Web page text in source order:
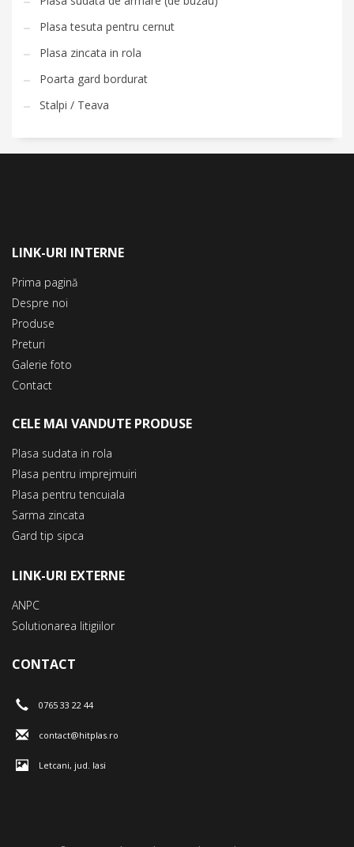
Plasa tesuta pentru cernut
Plasa zincata in rola
Poarta gard bordurat
Stalpi / Teava
LINK-URI INTERNE
Prima pagină
Despre noi
Produse
Preturi
Galerie foto
Contact
CELE MAI VANDUTE PRODUSE
Plasa sudata in rola
Plasa pentru imprejmuiri
Plasa pentru tencuiala
Sarma zincata
Gard tip sipca
LINK-URI EXTERNE
ANPC
Solutionarea litigiilor
CONTACT
0765 33 22 44
contact@hitplas.ro
Letcani, jud. Iasi